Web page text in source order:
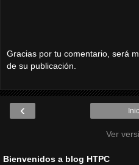
Gracias por tu comentario, será
de su publicación.
‹
Ver
Bienvenidos a blog HTPC